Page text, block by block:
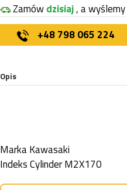
Zamówdzisiaj, a
+48 798 065 224
Opis
MarkaKawasaki
IndeksCylinder M2X170